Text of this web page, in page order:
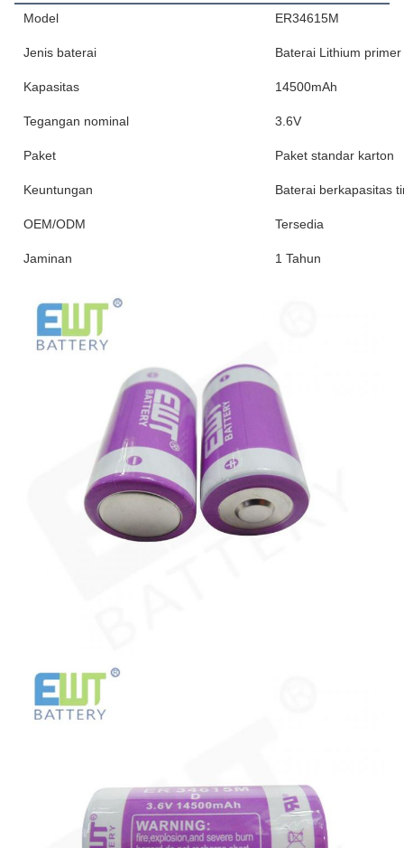
Model ER34615M
Jenis baterai Baterai Lithium primer
Kapasitas 14500mAh
Tegangan nominal 3.6V
Paket Paket standar karton
Keuntungan Baterai berkapasitas
OEM/ODM Tersedia
Jaminan 1 Tahun